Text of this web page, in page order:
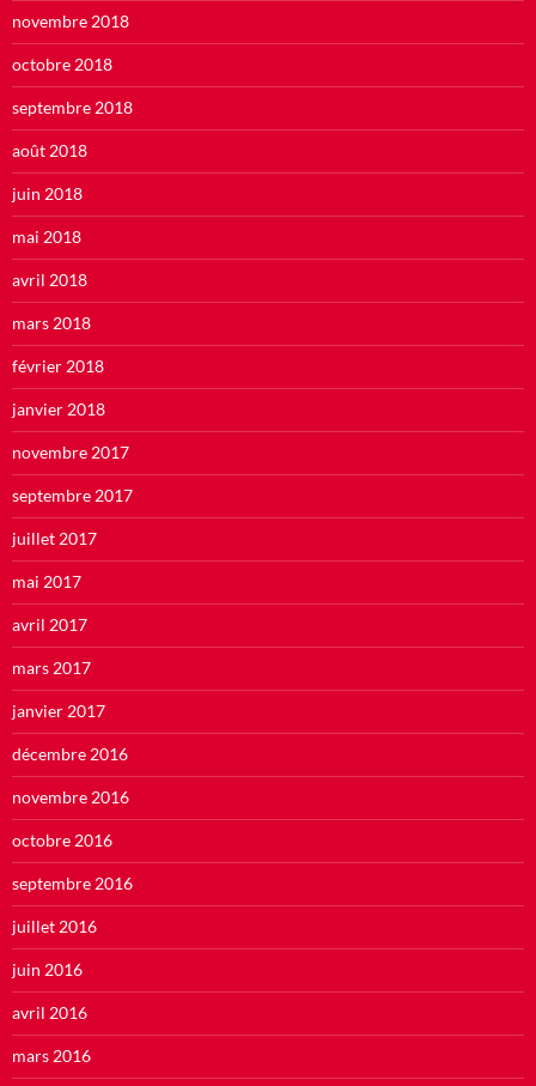
novembre 2018
octobre 2018
septembre 2018
août 2018
juin 2018
mai 2018
avril 2018
mars 2018
février 2018
janvier 2018
novembre 2017
septembre 2017
juillet 2017
mai 2017
avril 2017
mars 2017
janvier 2017
décembre 2016
novembre 2016
octobre 2016
septembre 2016
juillet 2016
juin 2016
avril 2016
mars 2016